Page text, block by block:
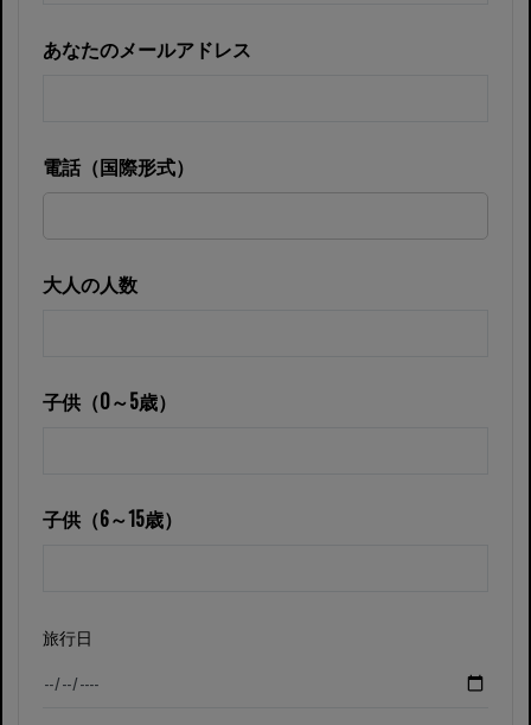
あなたのメールアドレス
電話（国際形式）
大人の人数
子供（0～5歳）
子供（6～15歳）
旅行日